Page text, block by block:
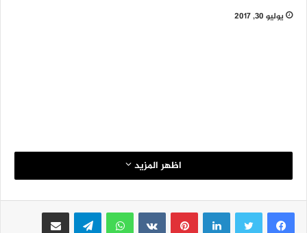
يوليو 30, 2017
اظهر المزيد
لينكدإنبينتيريست واتساب تيلقرام مشاركة عبر البريد